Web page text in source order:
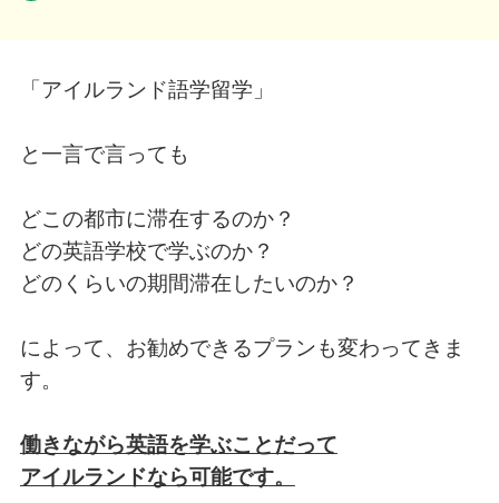
「アイルランド語学留学」
と一言で言っても
どこの都市に滞在するのか？
どの英語学校で学ぶのか？
どのくらいの期間滞在したいのか？
によって、お勧めできるプランも変わってきま
す。
働きながら英語を学ぶことだって
アイルランドなら可能です。